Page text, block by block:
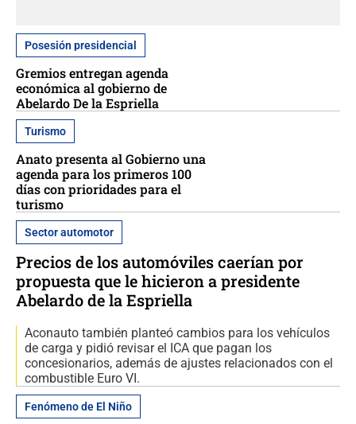
Posesión presidencial
Gremios entregan agenda
económica al gobierno de
Abelardo De la Espriella
Turismo
Anato presenta al Gobierno una
agenda para los primeros 100
días con prioridades para el
turismo
Sector automotor
Precios de los automóviles caerían por
propuesta que le hicieron a presidente
Abelardo de la Espriella
Aconauto también planteó cambios para los vehículos
de carga y pidió revisar el ICA que pagan los
concesionarios, además de ajustes relacionados con el
combustible Euro VI.
Fenómeno de El Niño